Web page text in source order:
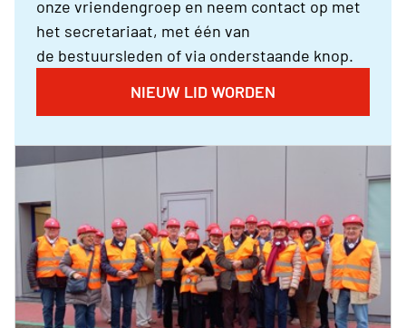
onze vriendengroep en neem contact op met
het secretariaat, met één van
de bestuursleden of via onderstaande knop.
NIEUW LID WORDEN